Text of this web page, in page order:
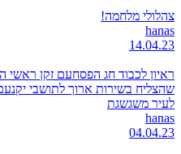
צהלולי מלחמה!
hanas
14.04.23
ראיון לכבוד חג הפסחעם זקן ראשי
שהצליח בשירות ארוך לתושבי
לעיר משגשגת
hanas
04.04.23